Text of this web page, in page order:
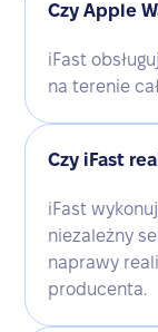
Czy Apple
iFast
na terenie
Czy iFast
iFast
niezależny
naprawy
producenta.